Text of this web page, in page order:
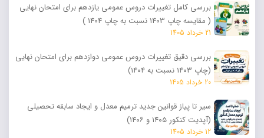
بررسی کامل تغییرات دروس عمومی یازدهم برای امتحان نهایی
( مقایسه چاپ 1403 نسبت به چاپ 1404 )
21 خرداد 1405
بررسی دقیق تغییرات دروس عمومی دوازدهم برای امتحان نهایی
(چاپ ۱۴۰۳ نسبت به ۱۴۰۴)
20 خرداد 1405
سیر تا پیاز قوانین جدید ترمیم معدل و ایجاد سابقه تحصیلی
(آپدیت کنکور ۱۴۰۵ و ۱۴۰۶)
12 خرداد 1405